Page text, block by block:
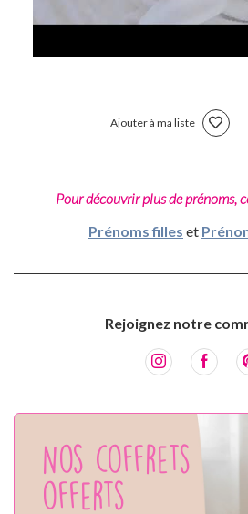
Ajouter à ma liste
Pour découvrir plus de prénoms,
Prénoms filles et
Rejoignez notre
Nos coffrets
offerts